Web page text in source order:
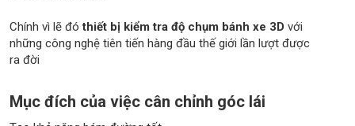
Chính vì lẽ đóthiết bị kiểm tra độ chụm bánh xe 3D với
những công nghệ tiên tiến hàng đầu thế giới lần lượt được
ra đời
Mục đích của việc cân chỉnh góc lái